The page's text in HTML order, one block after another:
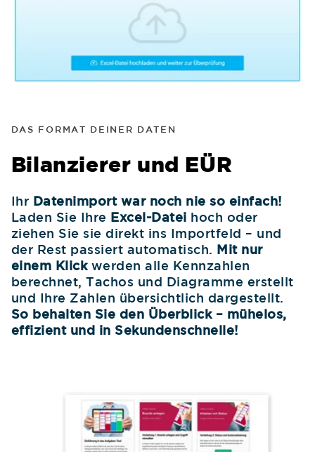
DAS FORMAT DEINER DATEN
Bilanzierer und EÜR
Ihr Datenimport war noch nie so einfach!
Laden Sie Ihre Excel-Datei hoch oder
ziehen Sie sie direkt ins Importfeld – und
der Rest passiert automatisch. Mit nur
einem Klickwerden alle Kennzahlen
berechnet, Tachos und Diagramme erstellt
und Ihre Zahlen übersichtlich dargestellt.
So behalten Sie den Überblick – mühelos,
effizient und in Sekundenschnelle!